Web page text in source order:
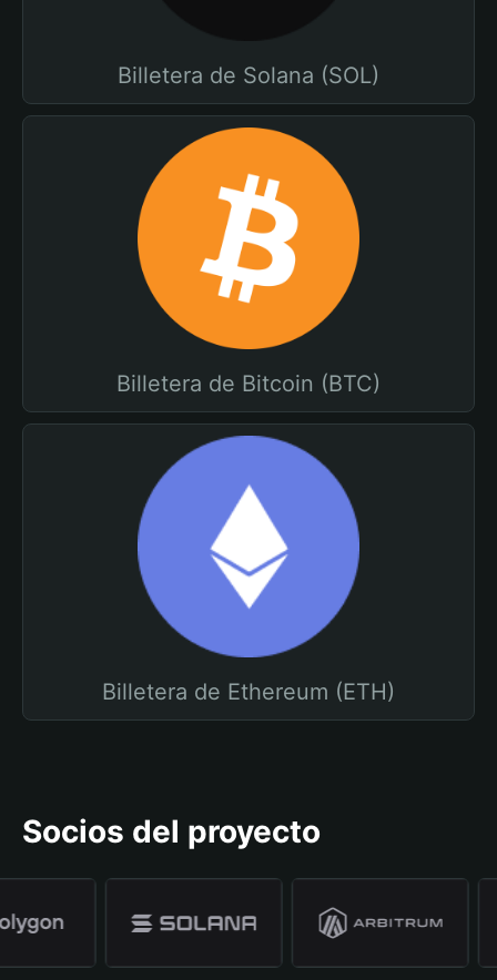
Billetera de Solana (SOL)
Billetera de Bitcoin (BTC)
Billetera de Ethereum (ETH)
Socios del proyecto